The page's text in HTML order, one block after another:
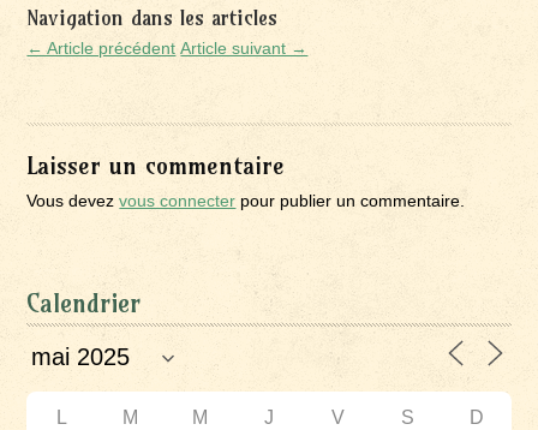
Navigation dans les articles
← Article précédent Article suivant →
Laisser un commentaire
Vous devezvous connecter pour publier un commentaire.
Calendrier
L M M J V S D